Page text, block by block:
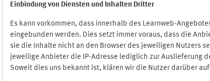
Einbindung von Diensten und Inhalten Dritter
Es kann vorkommen, dass innerhalb des Learnweb-
eingebunden werden. Dies setzt immer voraus, dass die
sie die Inhalte nicht an den Browser des jeweiligen Nutzers
jeweilige Anbieter die IP-Adresse lediglich zur Auslieferung
Soweit dies uns bekannt ist, klären wir die Nutzer darüber